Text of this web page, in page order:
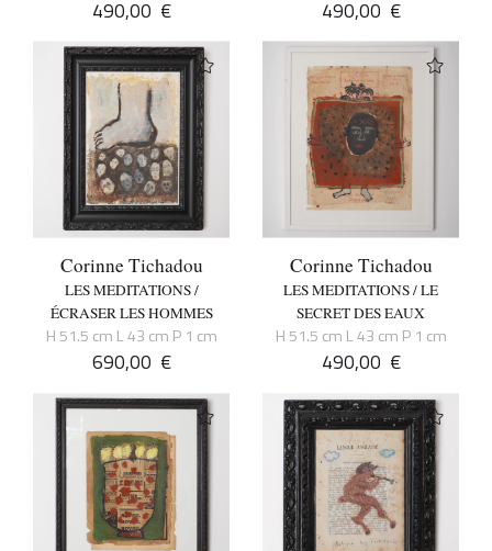
490,00 € 490,00 €
Corinne Tichadou
LES MEDITATIONS /
ÉCRASER LES HOMMES
H 51.5 cm L 43 cm P 1 cm
690,00 €
Corinne Tichadou
LES MEDITATIONS / LE
SECRET DES EAUX
H 51.5 cm L 43 cm P 1 cm
490,00 €